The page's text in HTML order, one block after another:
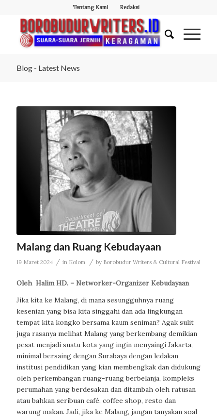
Tentang Kami Redaksi
Blog - Latest News
Malang dan Ruang Kebudayaan
19 Maret 2024 / in Kolom / by Borobudur Writers & Cultural Festival
Oleh Halim HD. – Networker-Organizer Kebudayaan
Jika kita ke Malang, di mana sesungguhnya ruang
kesenian yang bisa kita singgahi dan ada lingkungan
tempat kita kongko bersama kaum seniman? Agak sulit
juga rasanya melihat Malang yang berkembang demikian
pesat menjadi suatu kota yang ingin menyaingi Jakarta,
minimal bersaing dengan Surabaya dengan ledakan
institusi pendidikan yang kian membengkak dan didukung
oleh perkembangan ruang-ruang berbelanja, kompleks
perumahan yang berdesakan dan ditambah oleh ratusan
atau bahkan seribuan café, coffee shop, resto dan
warung makan. Jadi, jika ke Malang, jangan tanyakan soal